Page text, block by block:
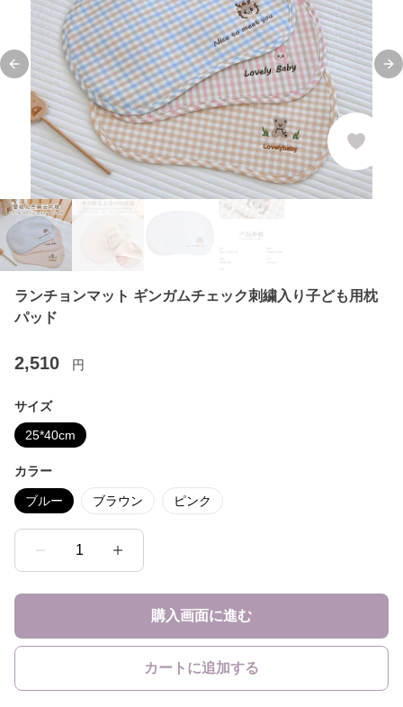
Previous slide
ランチョンマット ギンガムチェック刺繍入り子ども用枕
パッド
2,510 円
サイズ
25*40cm
カラー
ブルー ブラウン ピンク
1
購入画面に進む
カートに追加する